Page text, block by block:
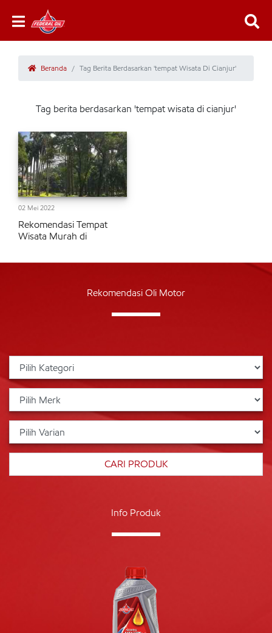
Beranda Tag Berita Berdasarkan 'tempat Wisata Di Cianjur'
Tag berita berdasarkan 'tempat wisata di cianjur'
02 Mei 2022
Rekomendasi Tempat
Wisata Murah di
Rekomendasi Oli Motor
Info Produk